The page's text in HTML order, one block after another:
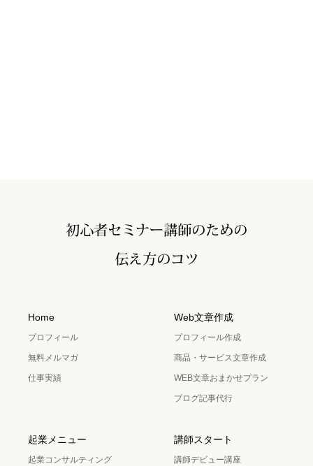
Home
プロフィール
無料メルマガ
仕事実績
Web文章作成
プロフィール作成
商品・サービス文章作成
WEB文章おまかせプラン
ブログ記事代行
起業メニュー
起業コンサルティング
講師スタート
講師デビュー講座